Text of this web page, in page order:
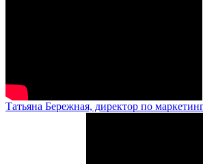
Татьяна Бережная, директор по